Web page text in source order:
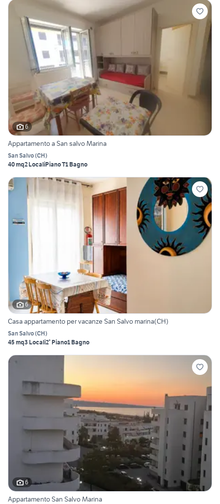
6
Appartamento a San salvo Marina
San Salvo(CH)
40 mq2 LocaliPiano T1 Bagno
6
Casa appartamento per vacanze San Salvo marina(CH)
San Salvo(CH)
45 mq3 Locali2° Piano1 Bagno
6
Appartamento San Salvo Marina